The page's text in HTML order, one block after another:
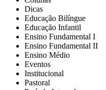
Dicas
Educação Bilíngue
Educação Infantil
Ensino Fundamental I
Ensino Fundamental II
Ensino Médio
Eventos
Institucional
Pastoral